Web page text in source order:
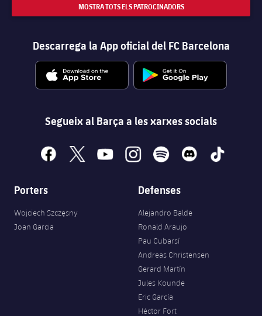
MOSTRA TOTS ELS PATROCINADORS
Descarrega la App oficial del FC Barcelona
Segueix al Barça a les xarxes socials
facebook
x youtubeinstagramspotify discord tiktok
Porters
Wojciech Szczęsny
Joan Garcia
Defenses
Alejandro Balde
Ronald Araujo
Pau Cubarsí
Andreas Christensen
Gerard Martín
Jules Kounde
Eric García
Héctor Fort